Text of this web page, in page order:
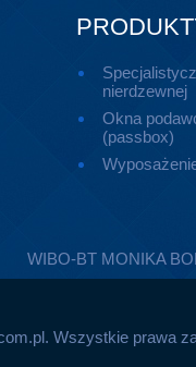
nierdzewnej
Okna
(passbox)
WIBO-BT MONIKA
Wszystkie prawa